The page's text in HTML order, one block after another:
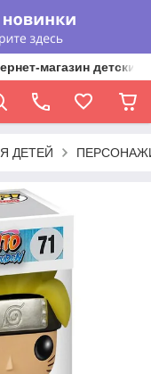
магазин
ДЕТЕЙ